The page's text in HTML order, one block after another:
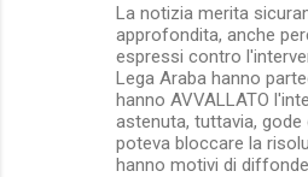
La notizia merita
approfondita, anche
espressi contro
Lega Araba hanno
hanno AVVALLATO
astenuta, tuttavia, gode
poteva bloccare la
hanno motivi di